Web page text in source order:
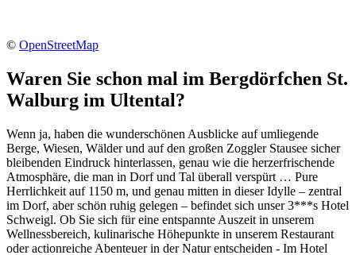
© OpenStreetMap
Waren Sie schon mal im Bergdörfchen St.
Walburg im Ultental?
Wenn ja, haben die wunderschönen Ausblicke auf umliegende
Berge, Wiesen, Wälder und auf den großen Zoggler Stausee sicher
bleibenden Eindruck hinterlassen, genau wie die herzerfrischende
Atmosphäre, die man in Dorf und Tal überall verspürt … Pure
Herrlichkeit auf 1150 m, und genau mitten in dieser Idylle – zentral
im Dorf, aber schön ruhig gelegen – befindet sich unser 3***s Hotel
Schweigl. Ob Sie sich für eine entspannte Auszeit in unserem
Wellnessbereich, kulinarische Höhepunkte in unserem Restaurant
oder actionreiche Abenteuer in der Natur entscheiden - Im Hotel